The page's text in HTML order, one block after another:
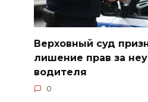
Верховный суд
лишение прав за
водителя
0